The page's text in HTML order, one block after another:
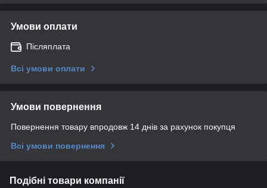
Умови оплати
Післяплата
Всі умови оплати
Умови повернення
Повернення товару впродовж 14 днів за рахунок покупця
Всі умови повернення
Подібні товари компанії